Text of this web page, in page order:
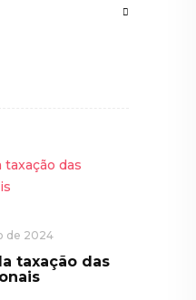
de 2024
taxação das